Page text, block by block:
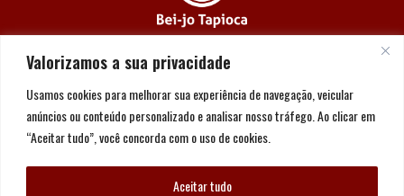
Valorizamos a sua privacidade
Usamos cookies para melhorar sua experiência de navegação, veicular
anúncios ou conteúdo personalizado e analisar nosso tráfego. Ao clicar em
“Aceitar tudo”, você concorda com o uso de cookies.
Aceitar tudo
(11) 3864-2996
contato@beijotapioca.com.br